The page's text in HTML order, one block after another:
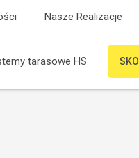
Nasze Realizacje
tarasowe HS